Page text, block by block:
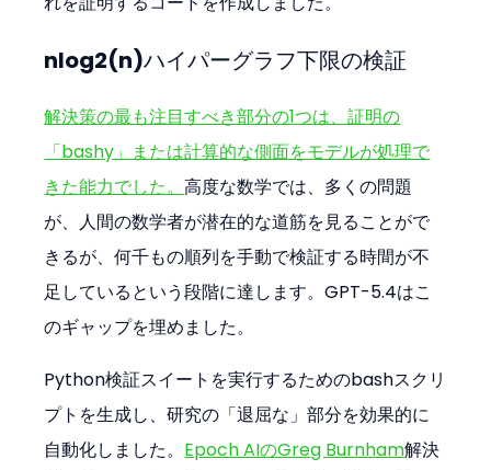
nlog⁡2(n)ハイパーグラフ下限の検証
解決策の最も注目すべき部分の1つは、証明の
「bashy」または計算的な側面をモデルが処理で
きた能力でした。高度な数学では、多くの問題
が、人間の数学者が潜在的な道筋を見ることがで
きるが、何千もの順列を手動で検証する時間が不
足しているという段階に達します。GPT-5.4はこ
のギャップを埋めました。
Python検証スイートを実行するためのbashスクリ
プトを生成し、研究の「退屈な」部分を効果的に
自動化しました。 Epoch AIのGreg Burnham解決